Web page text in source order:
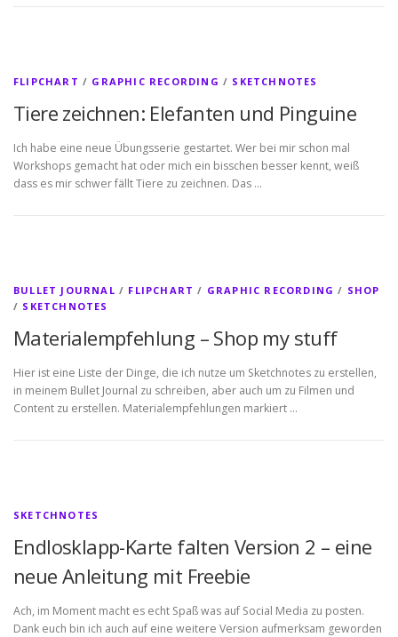
FLIPCHART / GRAPHIC RECORDING / SKETCHNOTES
Tiere zeichnen: Elefanten und Pinguine
Ich habe eine neue Übungsserie gestartet. Wer bei mir schon mal
Workshops gemacht hat oder mich ein bisschen besser kennt, weiß
dass es mir schwer fällt Tiere zu zeichnen. Das …
BULLET JOURNAL / FLIPCHART / GRAPHIC RECORDING / SHOP
/ SKETCHNOTES
Materialempfehlung – Shop my stuff
Hier ist eine Liste der Dinge, die ich nutze um Sketchnotes zu erstellen,
in meinem Bullet Journal zu schreiben, aber auch um zu Filmen und
Content zu erstellen. Materialempfehlungen markiert …
SKETCHNOTES
Endlosklapp-Karte falten Version 2 – eine
neue Anleitung mit Freebie
Ach, im Moment macht es echt Spaß was auf Social Media zu posten.
Dank euch bin ich auch auf eine weitere Version aufmerksam geworden